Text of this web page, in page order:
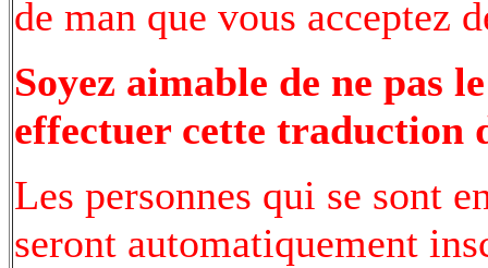
de man que vous acceptez
Soyez aimable de ne pas
effectuer cette traduction
Les personnes qui se sont
seront automatiquement